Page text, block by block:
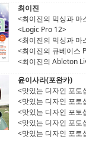
최이진
<최이진의 믹싱과 마
<Logic Pro 12>
<최이진의 믹싱과 마
<최이진의 큐베이스
<최이진의 Ableton
윤이사라(포완카)
<맛있는 디자인 포토
<맛있는 디자인 포토
<맛있는 디자인 포토
<맛있는 디자인 포토
<맛있는 디자인 포토